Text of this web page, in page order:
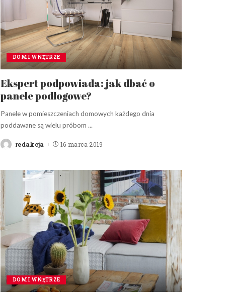
DOM I WNĘTRZE
Ekspert podpowiada: jak dbać o
panele podłogowe?
Panele w pomieszczeniach domowych każdego dnia
poddawane są wielu próbom ...
Postedredakcja 16 marca 2019
DOM I WNĘTRZE